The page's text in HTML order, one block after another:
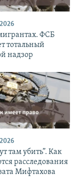
ФСБ
тотальный
надзор
там убить”. Как
расследования
Мифтахова